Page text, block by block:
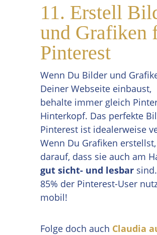
11. Erstell
und Grafiken
Pinterest
Wenn Du Bilder und
Deiner Webseite einbaust,
behalte immer gleich
Hinterkopf. Das perfekte
Pinterest ist idealerweise
Wenn Du Grafiken
darauf, dass sie auch am
gut sicht- und lesbar
85% der Pinterest-User
mobil!
Folge doch auch Claudia